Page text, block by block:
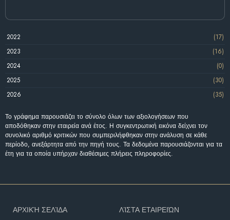
2022
(17)
2023
(16)
2024
(0)
2025
(30)
2026
(35)
Το γράφημα παρουσιάζει το σύνολο όλων των αξιολογήσεων που
αποδόθηκαν στην εταιρεία ανά έτος. Η συγκεντρωτική εικόνα δείχνει τον
συνολικό αριθμό κριτικών που συμπεριλήφθηκαν στην ανάλυση σε κάθε
περίοδο, ανεξάρτητα από την πηγή τους. Τα δεδομένα παρουσιάζονται για τα
έτη για τα οποία υπήρχαν διαθέσιμες πλήρεις πληροφορίες.
ΑΡΧΙΚΉ ΣΕΛΊΔΑ
ΛΊΣΤΑ ΕΤΑΙΡΕΙΏΝ